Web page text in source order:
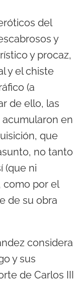
del
y
y procaz,
y el chiste
(a
de ello, las
en
que
no tanto
(que ni
como por el
de su obra
considera
y sus
de Carlos III